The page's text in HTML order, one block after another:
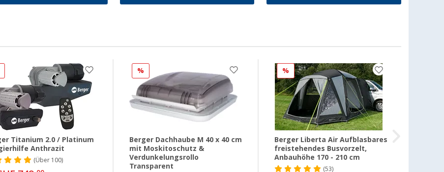
Titanium 2.0 / Platinum
Anthrazit
(Über100)
%
Berger Dachhaube M 40 x 40 cm
mit Moskitoschutz &
Verdunkelungsrollo
Transparent
%
Berger Liberta Air Aufblasbares
freistehendes Busvorzelt,
Anbauhöhe 170 - 210 cm
(53)